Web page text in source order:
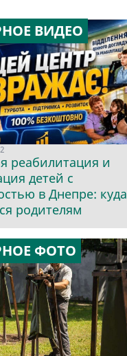
ВИДЕО
реабилитация и
детей с
в Днепре: куда
родителям
ФОТО